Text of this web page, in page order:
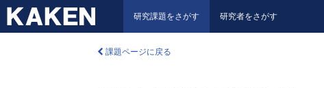
研究課題をさがす 研究者をさがす
課題ページに戻る